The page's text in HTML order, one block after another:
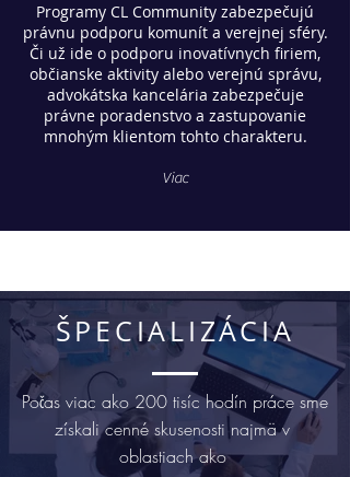
Programy CL Community zabezpečujú
právnu podporu komunít a verejnej sféry.
Či už ide o podporu inovatívnych firiem,
občianske aktivity alebo verejnú správu,
advokátska kancelária zabezpečuje
právne poradenstvo a zastupovanie
mnohým klientom tohto charakteru.
Viac
ŠPECIALIZÁCIA
Počas viac ako 200 tisíc hodín práce sme
získali cenné skusenosti najmä v
oblastiach ako